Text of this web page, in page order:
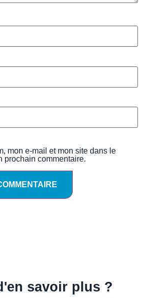
mon e-mail et mon site dans le
prochain commentaire.
savoir plus ?